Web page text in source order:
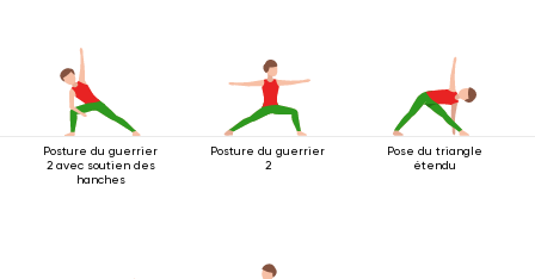
Posture du guerrier
2 avec soutien des
hanches
Posture du guerrier
2
Pose du triangle
étendu